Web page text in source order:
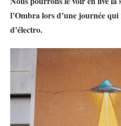
l’Ombra lors d’une journée
d’électro.